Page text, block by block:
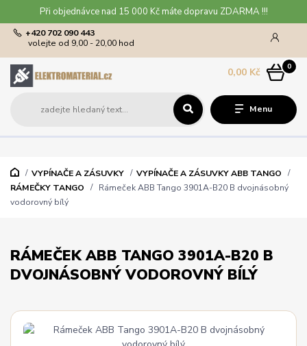
Při objednávce nad 15 000 Kč máte dopravu ZDARMA !!!
Menu
+420 702 090 443
volejte od 9,00 - 20,00 hod
0
0,00 Kč
VYPÍNAČE A ZÁSUVKY
VYPÍNAČE A ZÁSUVKY ABB TANGO
RÁMEČKY TANGO
Rámeček ABB Tango 3901A-B20 B dvojnásobný
vodorovný bílý
RÁMEČEK ABB TANGO 3901A-B20 B
DVOJNÁSOBNÝ VODOROVNÝ BÍLÝ